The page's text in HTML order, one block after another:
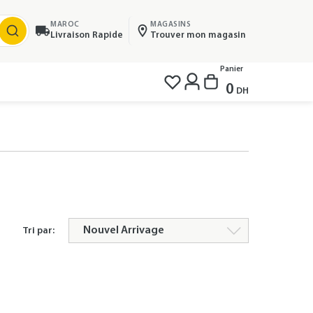
MAROC
Livraison Rapide
MAGASINS
Trouver mon magasin
Panier
0 DH
Tri par: